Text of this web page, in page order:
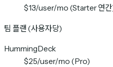
$13/user/mo (Starter 연
팀 플랜 (사용자당)
HummingDeck
$25/user/mo (Pro)